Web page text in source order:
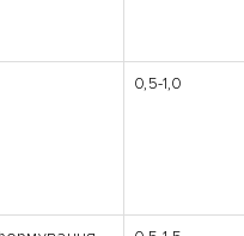
0,5-1,0